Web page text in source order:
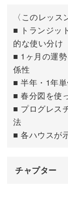
1ヶ月、半年、
み取ることがで
重要な転換点
もっと豊かに
占星術を深く
トにしてみませ
〈このレッス
■ トランジッ
的な使い分け
■ 1ヶ月の運
係性
■ 半年・1年
■ 春分図を使
■ プログレス
法
■ 各ハウスが
チャプター